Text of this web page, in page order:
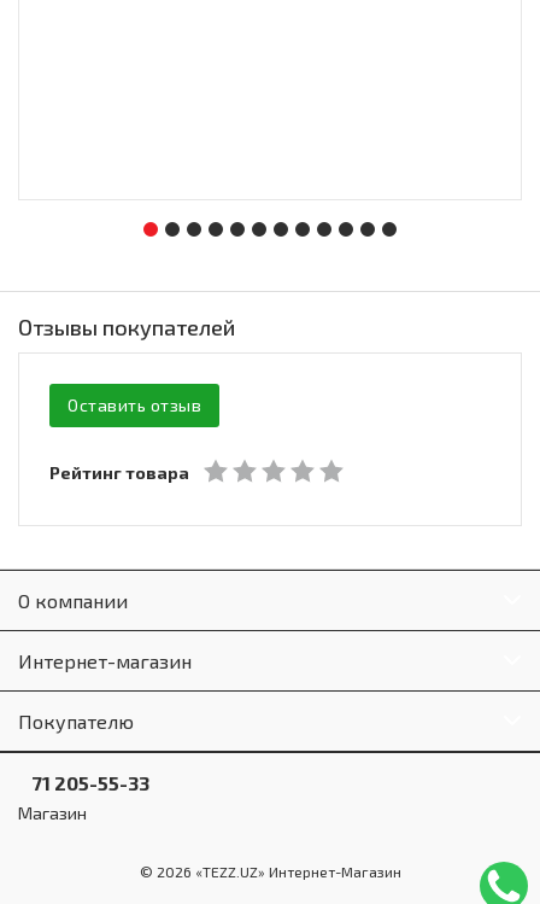
Отзывы покупателей
Оставить отзыв
Рейтинг товара
О компании
Интернет-магазин
Покупателю
71 205-55-33
Магазин
© 2026 «TEZZ.UZ» Интернет-Магазин